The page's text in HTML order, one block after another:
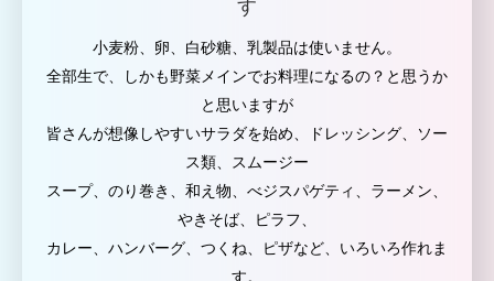
す
小麦粉、卵、白砂糖、乳製品は使いません。
全部生で、しかも野菜メインでお料理になるの？と思うか
と思いますが
皆さんが想像しやすいサラダを始め、ドレッシング、ソー
ス類、スムージー
スープ、のり巻き、和え物、べジスパゲティ、ラーメン、
やきそば、ピラフ、
カレー、ハンバーグ、つくね、ピザなど、いろいろ作れま
す。